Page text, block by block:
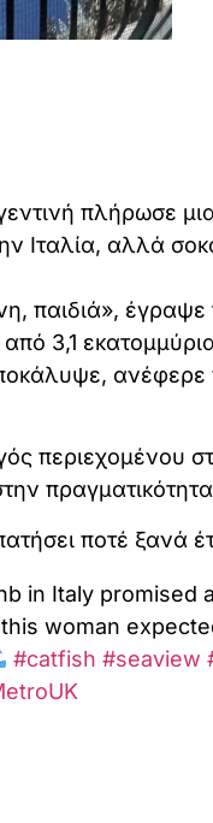
πλήρωσε
Ιταλία, αλλά
παιδιά»,
από 3,1
ανέφερε
περιεχομένου
ποτέ ξανά
in Italy
woman
#catfish #seaview